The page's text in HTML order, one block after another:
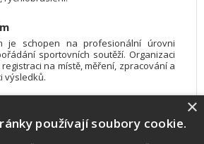
je schopen na profesionální úrovni
sportovních soutěží. Organizaci
na místě, měření, zpracování a
výsledků.
zpracování a publikaci výsledků
software vyvinutý na zakázku. Lze
×
používají soubory cookie.